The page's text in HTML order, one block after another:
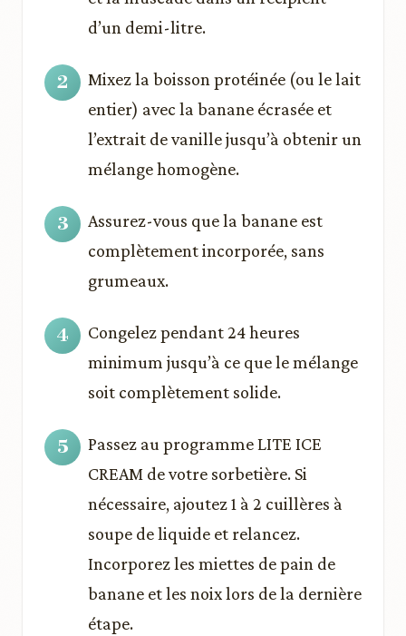
d’un demi-litre.
Mixez la boisson protéinée (ou le lait
entier) avec la banane écrasée et
l’extrait de vanille jusqu’à obtenir un
mélange homogène.
Assurez-vous que la banane est
complètement incorporée, sans
grumeaux.
Congelez pendant 24 heures
minimum jusqu’à ce que le mélange
soit complètement solide.
Passez au programme LITE ICE
CREAM de votre sorbetière. Si
nécessaire, ajoutez 1 à 2 cuillères à
soupe de liquide et relancez.
Incorporez les miettes de pain de
banane et les noix lors de la dernière
étape.